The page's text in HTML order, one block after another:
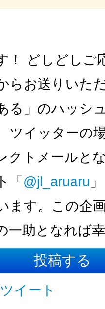
どしどしご
らお送りいた
る」のハッシ
ツイッターの
クトメールと
「 @jl_aruaru
ます。この企
一助となれば
投稿する
イート